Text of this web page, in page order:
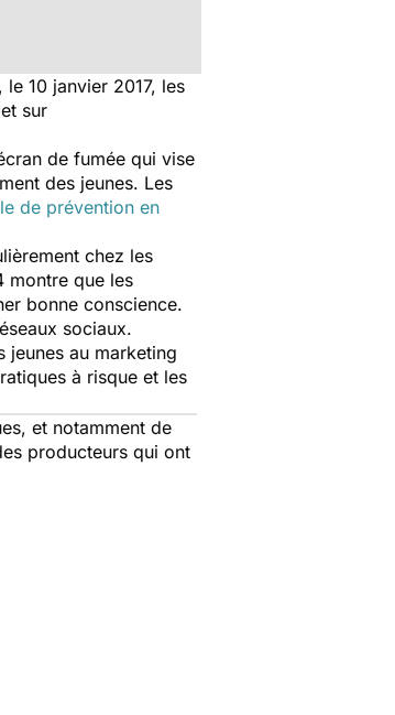
, le 10 janvier 2017, les
sur
de fumée qui vise
des jeunes. Les
de prévention en
chez les
montre que les
bonne conscience.
sociaux.
jeunes au marketing
à risque et les
et notamment de
producteurs qui ont